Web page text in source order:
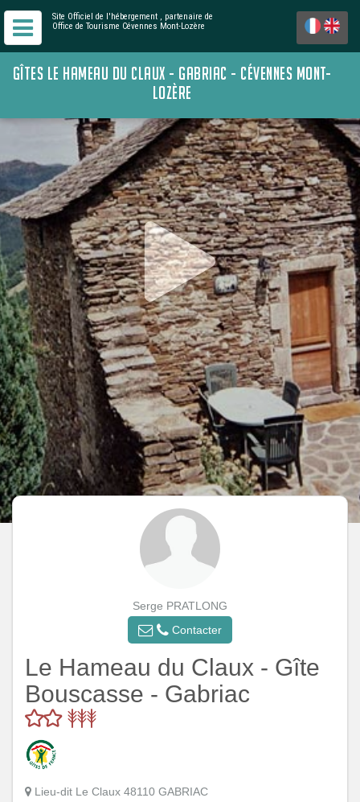
Site Officiel de l'hébergement , partenaire de
Office de Tourisme Cévennes Mont-Lozère
GÎTES LE HAMEAU DU CLAUX - GABRIAC - CÉVENNES MONT-
LOZÈRE
Serge PRATLONG
Contacter
Le Hameau du Claux - Gîte
Bouscasse - Gabriac
Lieu-dit Le Claux 48110 GABRIAC